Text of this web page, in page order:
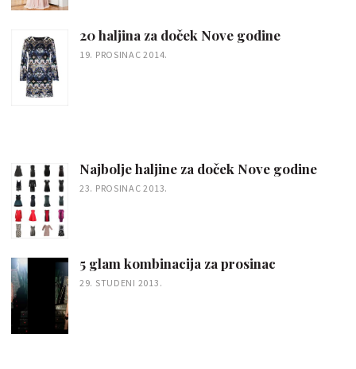
20 haljina za doček Nove godine
19. PROSINAC 2014.
Najbolje haljine za doček Nove godine
23. PROSINAC 2013.
5 glam kombinacija za prosinac
29. STUDENI 2013.